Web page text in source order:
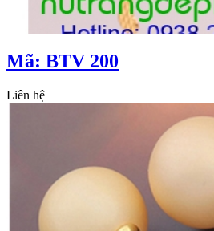
Mã: BTV 200
Liên hệ